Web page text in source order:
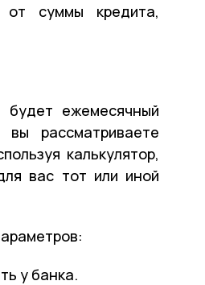
суммы кредита,
будет ежемесячный
рассматриваете
калькулятор,
вас тот или иной
у банка.